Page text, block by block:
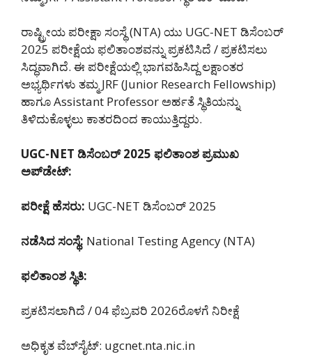
ರಾಷ್ಟ್ರೀಯ ಪರೀಕ್ಷಾ ಸಂಸ್ಥೆ (NTA) ಯು UGC-NET ಡಿಸೆಂಬರ್
2025 ಪರೀಕ್ಷೆಯ ಫಲಿತಾಂಶವನ್ನು ಪ್ರಕಟಿಸಿದೆ / ಪ್ರಕಟಿಸಲು
ಸಿದ್ಧವಾಗಿದೆ. ಈ ಪರೀಕ್ಷೆಯಲ್ಲಿ ಭಾಗವಹಿಸಿದ್ದ ಲಕ್ಷಾಂತರ
ಅಭ್ಯರ್ಥಿಗಳು ತಮ್ಮ JRF (Junior Research Fellowship)
ಹಾಗೂ Assistant Professor ಅರ್ಹತೆ ಸ್ಥಿತಿಯನ್ನು
ತಿಳಿದುಕೊಳ್ಳಲು ಕಾತರದಿಂದ ಕಾಯುತ್ತಿದ್ದರು.
UGC-NET ಡಿಸೆಂಬರ್ 2025 ಫಲಿತಾಂಶ ಪ್ರಮುಖ
ಅಪ್‌ಡೇಟ್:
ಪರೀಕ್ಷೆ ಹೆಸರು: UGC-NET ಡಿಸೆಂಬರ್ 2025
ನಡೆಸಿದ ಸಂಸ್ಥೆ: National Testing Agency (NTA)
ಫಲಿತಾಂಶ ಸ್ಥಿತಿ:
ಪ್ರಕಟಿಸಲಾಗಿದೆ / 04 ಫೆಬ್ರವರಿ 2026ರೊಳಗೆ ನಿರೀಕ್ಷೆ
ಅಧಿಕೃತ ವೆಬ್‌ಸೈಟ್: ugcnet.nta.nic.in